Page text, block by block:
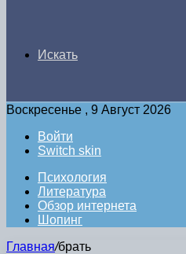
Искать
Воскресенье , 9 Август 2026
Войти
Switch skin
Психология
Литература
Обзор интернета
Шопинг
Главная/брать